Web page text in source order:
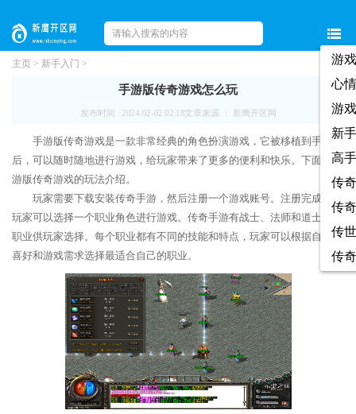
游
心
游
新
高
传
传
传
传
主页 > 新手入门 >
手游版传奇游戏怎么玩
发布时间 : 2024-02-02 02:18文章来源 ： 新鹰开区网
手游版传奇游戏是一款非常经典的角色扮演游戏，它被移植到手机上
后，可以随时随地进行游戏，给玩家带来了更多的便利和快乐。下面是手
游版传奇游戏的玩法介绍。
玩家需要下载安装传奇手游，然后注册一个游戏账号。注册完成后，
玩家可以选择一个职业角色进行游戏。传奇手游有战士、法师和道士三种
职业供玩家选择。每个职业都有不同的技能和特点，玩家可以根据自己的
喜好和游戏需求选择最适合自己的职业。